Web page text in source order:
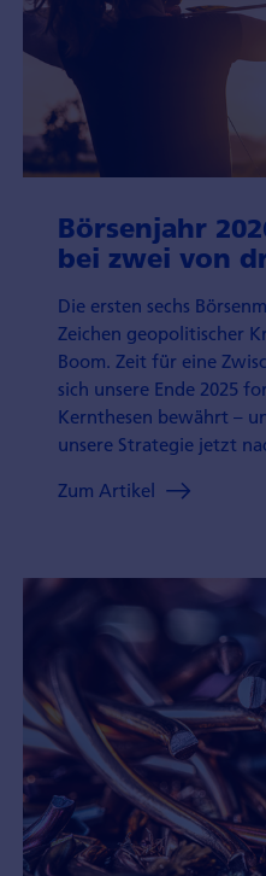
Börsenjahr
bei zwei von
Die ersten sechs
Zeichen geopolitischer
Boom. Zeit für eine
sich unsere Ende 2025
Kernthesen bewährt –
unsere Strategie jetzt
Zum Artikel